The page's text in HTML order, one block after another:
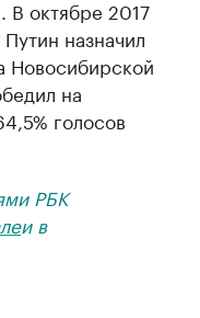
В октябре 2017
назначил
Новосибирской
на
голосов
РБК
и в